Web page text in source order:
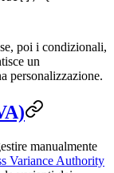
poi i condizionali,
un
personalizzazione.
manualmente
Variance Authority